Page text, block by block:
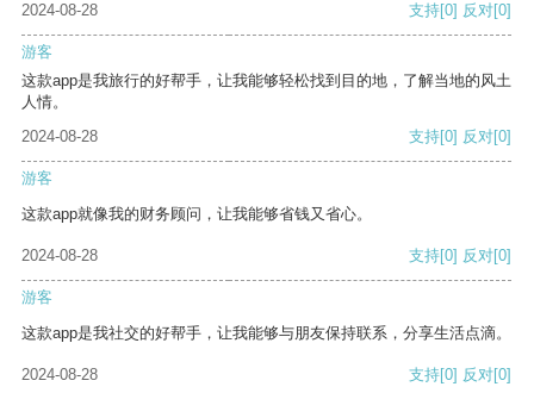
2024-08-28 支持[0] 反对[0]
游客
这款app是我旅行的好帮手，让我能够轻松找到目的地，了解当地的风土
人情。
2024-08-28
支持[0] 反对[0]
游客
这款app就像我的财务顾问，让我能够省钱又省心。
2024-08-28 支持[0] 反对[0]
游客
这款app是我社交的好帮手，让我能够与朋友保持联系，分享生活点滴。
2024-08-28 支持[0] 反对[0]